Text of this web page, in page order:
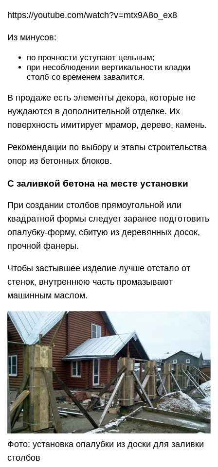
https://youtube.com/watch?v=mtx9A8o_ex8
Из минусов:
по прочности уступают цельным;
при несоблюдении вертикальности кладки
столб со временем завалится.
В продаже есть элементы декора, которые не
нуждаются в дополнительной отделке. Их
поверхность имитирует мрамор, дерево, камень.
Рекомендации по выбору и этапы строительства
опор из бетонных блоков.
С заливкой бетона на месте установки
При создании столбов прямоугольной или
квадратной формы следует заранее подготовить
опалубку-форму, сбитую из деревянных досок,
прочной фанеры.
Чтобы застывшее изделие лучше отстало от
стенок, внутреннюю часть промазывают
машинным маслом.
Фото: установка опалубки из доски для заливки
столбов